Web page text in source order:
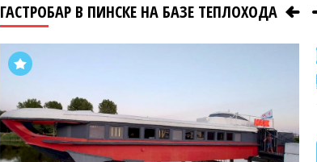
ГАСТРОБАР В ПИНСКЕ НА БАЗЕ ТЕПЛОХОДА